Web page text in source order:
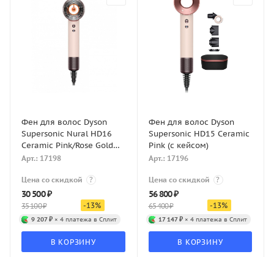
Фен для волос Dyson
Supersonic Nural HD16
Ceramic Pink/Rose Gold
(без кейса)
Арт.: 17198
Цена со скидкой ?
30 500₽
35 100₽ -13%
9 207 ₽ × 4 платежа в Сплит
В КОРЗИНУ
Фен для волос Dyson
Supersonic HD15 Ceramic
Pink (с кейсом)
Арт.: 17196
Цена со скидкой ?
56 800₽
65 400₽ -13%
17 147 ₽× 4 платежа в Сплит
В КОРЗИНУ